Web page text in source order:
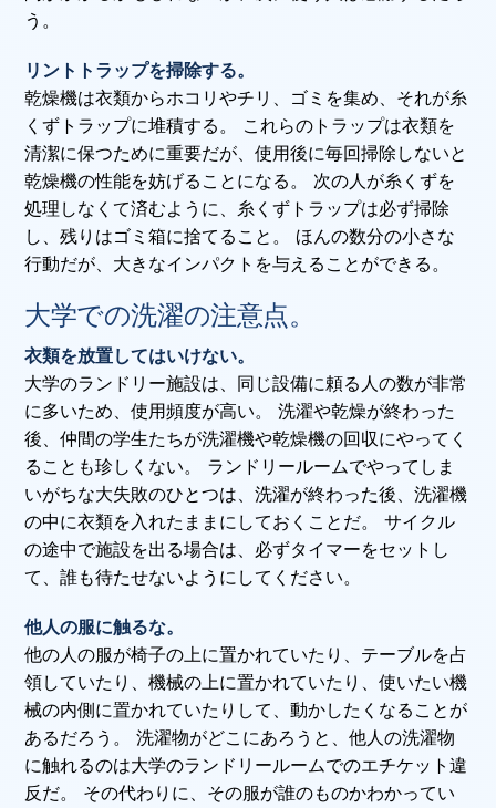
う。
リントトラップを掃除する。
乾燥機は衣類からホコリやチリ、ゴミを集め、それが糸
くずトラップに堆積する。 これらのトラップは衣類を
清潔に保つために重要だが、使用後に毎回掃除しないと
乾燥機の性能を妨げることになる。 次の人が糸くずを
処理しなくて済むように、糸くずトラップは必ず掃除
し、残りはゴミ箱に捨てること。 ほんの数分の小さな
行動だが、大きなインパクトを与えることができる。
大学での洗濯の注意点。
衣類を放置してはいけない。
大学のランドリー施設は、同じ設備に頼る人の数が非常
に多いため、使用頻度が高い。 洗濯や乾燥が終わった
後、仲間の学生たちが洗濯機や乾燥機の回収にやってく
ることも珍しくない。 ランドリールームでやってしま
いがちな大失敗のひとつは、洗濯が終わった後、洗濯機
の中に衣類を入れたままにしておくことだ。 サイクル
の途中で施設を出る場合は、必ずタイマーをセットし
て、誰も待たせないようにしてください。
他人の服に触るな。
他の人の服が椅子の上に置かれていたり、テーブルを占
領していたり、機械の上に置かれていたり、使いたい機
械の内側に置かれていたりして、動かしたくなることが
あるだろう。 洗濯物がどこにあろうと、他人の洗濯物
に触れるのは大学のランドリールームでのエチケット違
反だ。 その代わりに、その服が誰のものかわかってい